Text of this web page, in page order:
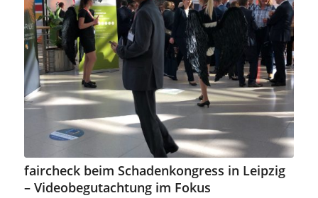
faircheck beim Schadenkongress in Leipzig
– Videobegutachtung im Fokus